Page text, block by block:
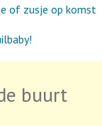
of zusje op komst
buurt